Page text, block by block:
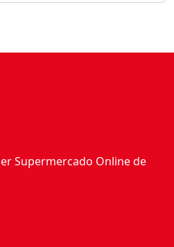
Supermercado Online de